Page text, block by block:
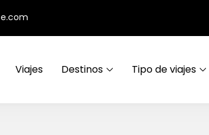
Viajes Destinos Tipo de viajes